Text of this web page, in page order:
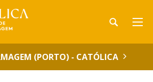
(PORTO) - CATÓLICA